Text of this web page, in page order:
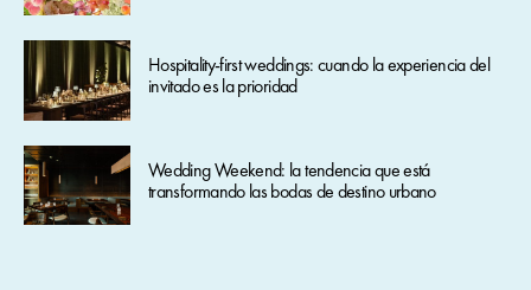
Hospitality-first weddings: cuando la experiencia del
invitado es la prioridad
Wedding Weekend: la tendencia que está
transformando las bodas de destino urbano